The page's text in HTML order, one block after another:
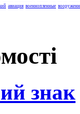
авиация военнопленные
знак